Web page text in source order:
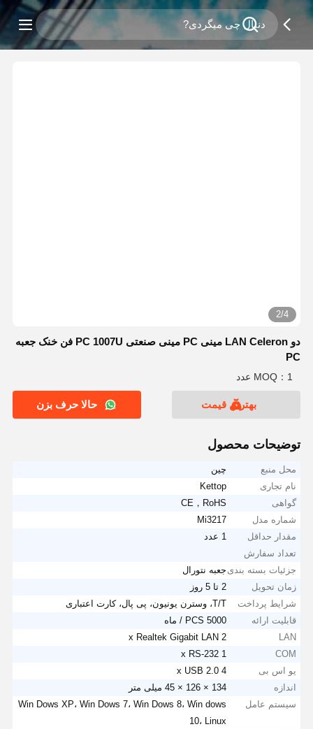
2/4
دو LAN Celeron مینی PC مینی صنعتی PC 1007U فن خنک جعبه
PC
MOQ：1 عدد
بهترین قیمت حالا حرف بزن
توضیحات محصول
محل منبع
چین
نام تجاری
Kettop
گواهی
CE，RoHS
شماره مدل
Mi3217
مقدار حداقل
تعداد سفارش
1 عدد
جزئیات بسته بندی جعبه نتورال
زمان تحویل
2 تا 5 روز
شرایط پرداخت
T/T، وسترن یونیون، پی پال، کارت اعتباری
قابلیت ارائه
5000 PCS / ماه
LAN
2 x Realtek Gigabit LAN
COM
1 x RS-232
یو اس بی
4 x USB 2.0
اندازه
134 × 126 × 45 میلی متر
سیستم عامل
Win Dows XP، Win Dows 7، Win Dows 8، Win dows
10، Linux